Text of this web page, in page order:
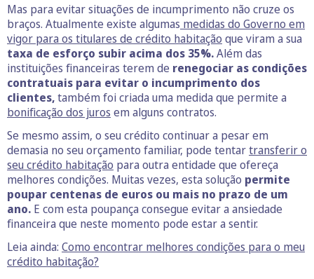
Mas para evitar situações de incumprimento não cruze os
braços. Atualmente existe algumas medidas do Governo em
vigor para os titulares de crédito habitação que viram a sua
taxa de esforço subir acima dos 35%.Além das
instituições financeiras terem de renegociar as condições
contratuais para evitar o incumprimento dos
clientes,também foi criada uma medida que permite a
bonificação dos juros em alguns contratos.
Se mesmo assim, o seu crédito continuar a pesar em
demasia no seu orçamento familiar, pode tentartransferir o
seu crédito habitação para outra entidade que ofereça
melhores condições. Muitas vezes, esta solução permite
poupar centenas de euros ou mais no prazo de um
ano. E com esta poupança consegue evitar a ansiedade
financeira que neste momento pode estar a sentir.
Leia ainda: Como encontrar melhores condições para o meu
crédito habitação?